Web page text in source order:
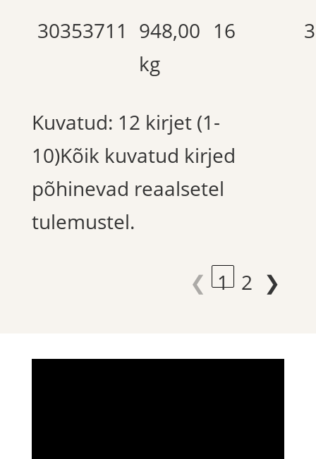
30353711
948,00
kg
16
Kuvatud: 12 kirjet (1-
10)Kõik kuvatud kirjed
põhinevad reaalsetel
tulemustel.
❮ 1 2 ❯